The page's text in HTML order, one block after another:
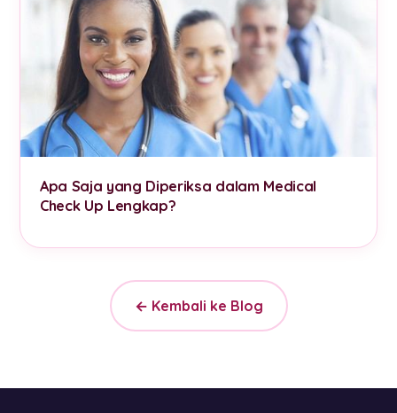
Apa Saja yang Diperiksa dalam Medical
Check Up Lengkap?
← Kembali ke Blog